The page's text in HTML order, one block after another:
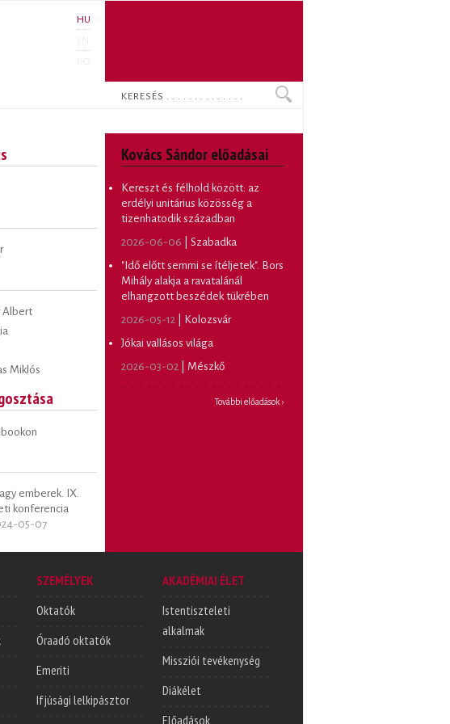
HU
Keresés
Albert
Miklós
emberek. IX.
konferencia
05-07
Kovács Sándor előadásai
Kereszt és félhold között: az
erdélyi unitárius közösség a
tizenhatodik században
2026-06-06 | Szabadka
"Idő előtt semmi se ítéljetek". Bors
Mihály alakja a ravatalánál
elhangzott beszédek tükrében
2026-05-12 | Kolozsvár
Jókai vallásos világa
2026-03-02 | Mészkő
További előadások ›
SZEMÉLYEK
Oktatók
Óraadó oktatók
Emeriti
Ifjúsági lelkipásztor
AKADÉMIAI ÉLET
Istentiszteleti
alkalmak
Missziói tevékenység
Diákélet
Előadások